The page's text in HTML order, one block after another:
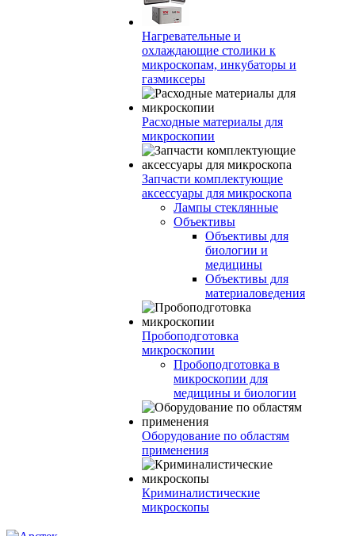
Нагревательные и
охлаждающие столики к
микроскопам, инкубаторы и
газмиксеры
Расходные материалы для
микроскопии
Запчасти комплектующие
аксессуары для микроскопа
Лампы стеклянные
Объективы
Объективы для
биологии и
медицины
Объективы для
материаловедения
Пробоподготовка
микроскопии
Пробоподготовка в
микроскопии для
медицины и биологии
Оборудование по областям
применения
Криминалистические
микроскопы